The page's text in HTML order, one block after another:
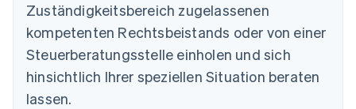
Zuständigkeitsbereich zugelassenen
kompetenten Rechtsbeistands oder von einer
Steuerberatungsstelle einholen und sich
hinsichtlich Ihrer speziellen Situation beraten
lassen.
Deutschland
DeutschEnglish
Estland
English
Festlandchina
简体中文